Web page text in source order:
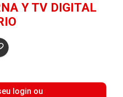
Y TV DIGITAL
login ou